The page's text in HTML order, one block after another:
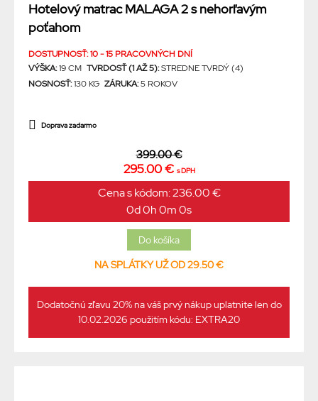
Hotelový matrac MALAGA 2 s nehorľavým
poťahom
DOSTUPNOSŤ: 10 - 15 PRACOVNÝCH DNÍ
VÝŠKA:19 CM TVRDOSŤ (1 AŽ 5):STREDNE TVRDÝ (4)
NOSNOSŤ:130 KG ZÁRUKA:5 ROKOV
Doprava zadarmo
399.00 €
295.00 € s DPH
Cena s kódom: 236.00 €
0d 0h 0m 0s
NA SPLÁTKY UŽ OD 29.50 €
Dodatočnú zľavu 20% na váš prvý nákup uplatnite len do
10.02.2026 použitím kódu: EXTRA20